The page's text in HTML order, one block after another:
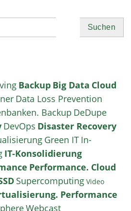
Backup Big Data Cloud
Data Loss Prevention
Backup DeDupe
DevOps Disaster Recovery
Green IT In-
IT-Konsolidierung
Performance. Cloud
Supercomputing Video
Performance
Webcast